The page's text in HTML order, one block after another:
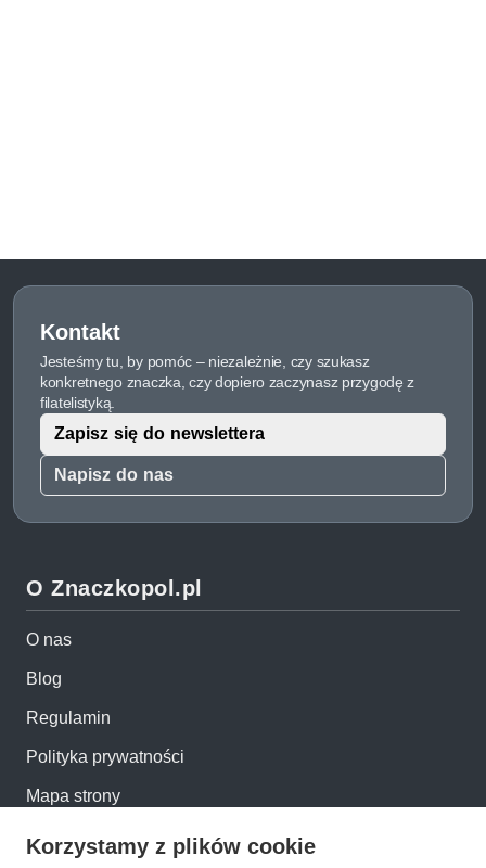
Kontakt
Jesteśmy tu, by pomóc – niezależnie, czy szukasz
konkretnego znaczka, czy dopiero zaczynasz przygodę z
filatelistyką.
Napisz do nas
Zapisz się do newslettera
O Znaczkopol.pl
O nas
Blog
Regulamin
Polityka prywatności
Mapa strony
Kontakt
Korzystamy z plików cookie